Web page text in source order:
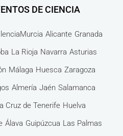
DE CIENCIA
Murcia Alicante Granada
La Rioja Navarra Asturias
Málaga Huesca Zaragoza
Almería Jaén Salamanca
Cruz de Tenerife Huelva
Álava Guipúzcua Las Palmas